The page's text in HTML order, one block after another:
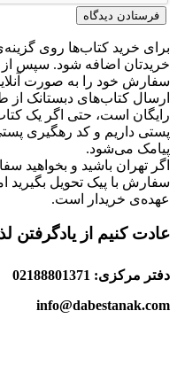
برای خرید کتاب‌ها روی
خریدتان اضافه شود. سپس از
سفارش خود را به صورت
ارسال کتاب‌های دبستانک از
رایگان است، حتی اگر یک
پستی داریم و کد رهگیری
پیامک می‌شود.
اگر تهران باشید و بخواهید
سفارش با پیک تحویل بگیرید
عهده‌ی خریدار است.
عادت کنیم از یادگرفتن
دفتر مرکزی: 02188801371
info@dabestanak.com